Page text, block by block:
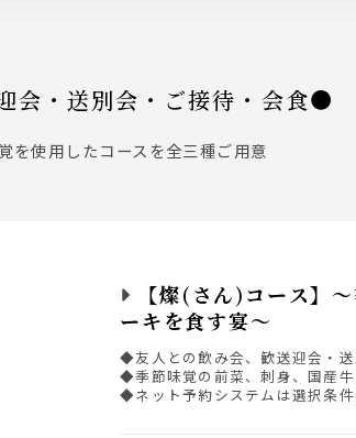
会・送別会・ご接待・会食●
を使用したコースを全三種ご用意
【燦(さん)コース】
ーキを食す宴～
◆友人との飲み会、歓送迎会・
◆季節味覚の前菜、刺身、国産
◆ネット予約システムは選択条